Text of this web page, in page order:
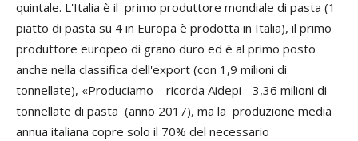
quintale. L'Italia è il primo produttore mondiale di pasta (1
piatto di pasta su 4 in Europa è prodotta in Italia), il primo
produttore europeo di grano duro ed è al primo posto
anche nella classifica dell'export (con 1,9 milioni di
tonnellate), «Produciamo – ricorda Aidepi - 3,36 milioni di
tonnellate di pasta (anno 2017), ma la produzione media
annua italiana copre solo il 70% del necessario